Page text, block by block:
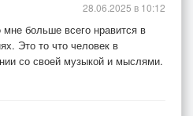
больше всего нравится в
Это то что человек в
со своей музыкой и мыслями.
28.06.2025 в 10:12